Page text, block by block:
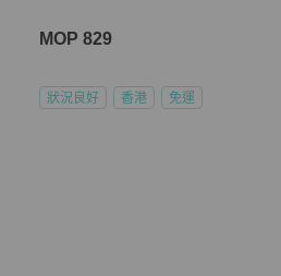
MOP 829
狀況良好 香港 免運